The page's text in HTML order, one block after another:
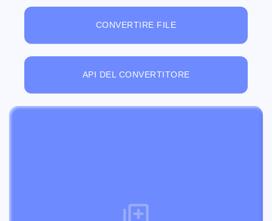
CONVERTIRE FILE
API DEL CONVERTITORE